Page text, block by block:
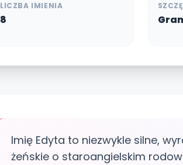
LICZBA IMIENIA
8
Imię Edyta to niezwykle silne,
żeńskie o staroangielskim